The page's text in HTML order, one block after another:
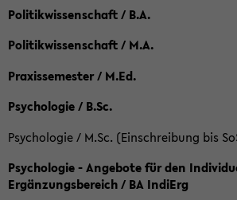
Politikwissenschaft / B.A.
Politikwissenschaft / M.A.
Praxissemester / M.Ed.
Psychologie / B.Sc.
Psychologie / M.Sc. (Einschreibung bis
Psychologie - Angebote für den
Ergänzungsbereich / BA IndiErg